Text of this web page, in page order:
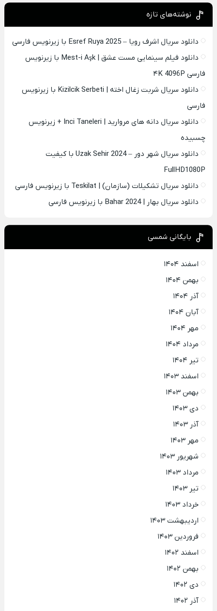
نوشته‌های تازه
دانلود سریال اشرف رویا – Esref Ruya 2025 با زیرنویس فارسی
دانلود فیلم سینمایی مست عشق | Mest-i Aşk با زیرنویس
فارسی ۴K 4096P
دانلود سریال شربت زغال اخته | Kizilcik Serbeti با زیرنویس
فارسی
دانلود سریال دانه های مروارید | Inci Taneleri + زیرنویس
چسبیده
دانلود سریال شهر دور – Uzak Sehir 2024 با کیفیت
FullHD1080P
دانلود سریال تشکیلات (سازمان) | Teskilat با زیرنویس فارسی
دانلود سریال بهار | Bahar 2024 با زیرنویس فارسی
بایگانی شمسی
اسفند ۱۴۰۴
بهمن ۱۴۰۴
آذر ۱۴۰۴
آبان ۱۴۰۴
مهر ۱۴۰۴
مرداد ۱۴۰۴
تیر ۱۴۰۴
اسفند ۱۴۰۳
بهمن ۱۴۰۳
دی ۱۴۰۳
آذر ۱۴۰۳
مهر ۱۴۰۳
شهریور ۱۴۰۳
مرداد ۱۴۰۳
تیر ۱۴۰۳
خرداد ۱۴۰۳
اردیبهشت ۱۴۰۳
فروردین ۱۴۰۳
اسفند ۱۴۰۲
بهمن ۱۴۰۲
دی ۱۴۰۲
آذر ۱۴۰۲